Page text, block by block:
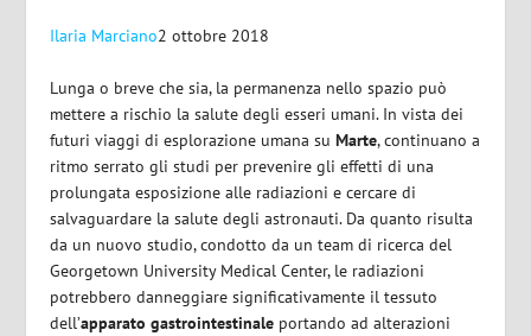
Ilaria Marciano2 ottobre 2018
Lunga o breve che sia, la permanenza nello spazio può
mettere a rischio la salute degli esseri umani. In vista dei
futuri viaggi di esplorazione umana suMarte, continuano a
ritmo serrato gli studi per prevenire gli effetti di una
prolungata esposizione alle radiazioni e cercare di
salvaguardare la salute degli astronauti. Da quanto risulta
da un nuovo studio, condotto da un team di ricerca del
Georgetown University Medical Center, le radiazioni
potrebbero danneggiare significativamente il tessuto
dell’apparato gastrointestinale portando ad alterazioni